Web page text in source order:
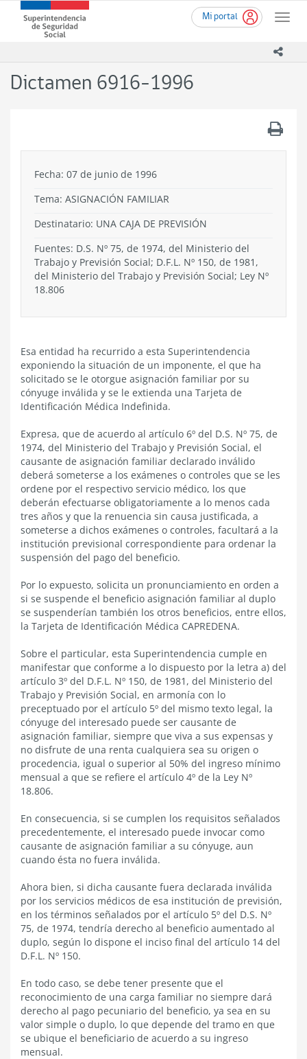
contenido
Mi portal
Toggle
Superintendencia
de
-
Dictamen 6916-1996
Fecha: 07 de junio de 1996
Tema: ASIGNACIÓN FAMILIAR
Destinatario: UNA CAJA DE PREVISIÓN
Fuentes: D.S. Nº 75, de 1974, del Ministerio del
Trabajo y Previsión Social; D.F.L. Nº 150, de 1981,
del Ministerio del Trabajo y Previsión Social; Ley Nº
18.806
Esa entidad ha recurrido a esta Superintendencia
exponiendo la situación de un imponente, el que ha
solicitado se le otorgue asignación familiar por su
cónyuge inválida y se le extienda una Tarjeta de
Identificación Médica Indefinida.
Expresa, que de acuerdo al artículo 6º del D.S. Nº 75, de
1974, del Ministerio del Trabajo y Previsión Social, el
causante de asignación familiar declarado inválido
deberá someterse a los exámenes o controles que se les
ordene por el respectivo servicio médico, los que
deberán efectuarse obligatoriamente a lo menos cada
tres años y que la renuencia sin causa justificada, a
someterse a dichos exámenes o controles, facultará a la
institución previsional correspondiente para ordenar la
suspensión del pago del beneficio.
Por lo expuesto, solicita un pronunciamiento en orden a
si se suspende el beneficio asignación familiar al duplo
se suspenderían también los otros beneficios, entre ellos,
la Tarjeta de Identificación Médica CAPREDENA.
Sobre el particular, esta Superintendencia cumple en
manifestar que conforme a lo dispuesto por la letra a) del
artículo 3º del D.F.L. Nº 150, de 1981, del Ministerio del
Trabajo y Previsión Social, en armonía con lo
preceptuado por el artículo 5º del mismo texto legal, la
cónyuge del interesado puede ser causante de
asignación familiar, siempre que viva a sus expensas y
no disfrute de una renta cualquiera sea su origen o
procedencia, igual o superior al 50% del ingreso mínimo
mensual a que se refiere el artículo 4º de la Ley Nº
18.806.
En consecuencia, si se cumplen los requisitos señalados
precedentemente, el interesado puede invocar como
causante de asignación familiar a su cónyuge, aun
cuando ésta no fuera inválida.
Ahora bien, si dicha causante fuera declarada inválida
por los servicios médicos de esa institución de previsión,
en los términos señalados por el artículo 5º del D.S. Nº
75, de 1974, tendría derecho al beneficio aumentado al
duplo, según lo dispone el inciso final del artículo 14 del
D.F.L. Nº 150.
En todo caso, se debe tener presente que el
reconocimiento de una carga familiar no siempre dará
derecho al pago pecuniario del beneficio, ya sea en su
valor simple o duplo, lo que depende del tramo en que
se ubique el beneficiario de acuerdo a su ingreso
mensual.